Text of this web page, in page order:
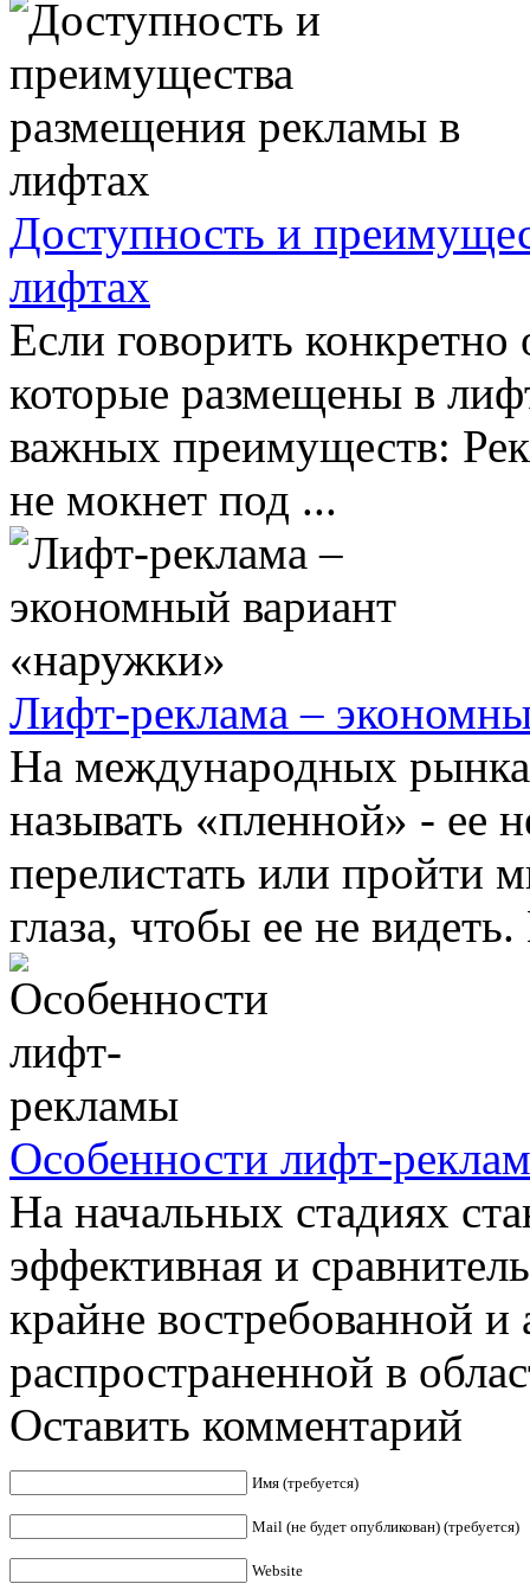
Доступность и
лифтах
Если говорить
которые размещены в
важных преимуществ:
не мокнет под ...
Лифт-реклама –
На международных
называть «пленной» - ее
перелистать или
глаза, чтобы ее не
Особенности лифт-
На начальных стадиях
эффективная и
крайне востребованной
распространенной в
Оставить комментарий
Имя (требуется)
Mail (не будет опубликован) (требуется)
Website